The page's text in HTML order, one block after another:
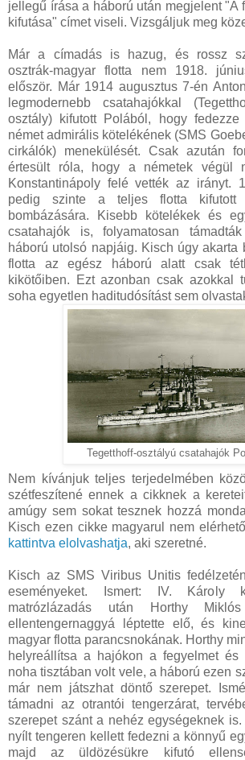
jellegű írása a háború után megjelent "A
kifutása" címet viseli. Vizsgáljuk meg
Már a címadás is hazug, és rossz
osztrák-magyar flotta nem 1918.
először. Már 1914 augusztus 7-én
legmodernebb csatahajókkal
osztály) kifutott Polából, hogy fedezze
német admirális kötelékének (SMS
cirkálók) menekülését. Csak azután
értesült róla, hogy a németek végül
Konstantinápoly felé vették az irányt.
pedig szinte a teljes flotta kifutott
bombázására. Kisebb kötelékek és
csatahajók is, folyamatosan
háború utolsó napjáig. Kisch úgy akarta
flotta az egész háború alatt csak
kikötőiben. Ezt azonban csak azokkal
soha egyetlen haditudósítást sem
Tegetthoff-osztályú csatahajók
Nem kívánjuk teljes terjedelmében
szétfeszítené ennek a cikknek a
amúgy sem sokat tesznek hozzá
Kisch ezen cikke magyarul nem
kattintva elolvashatja, aki szeretné.
Kisch az SMS Viribus Unitis
eseményeket. Ismert: IV. Károly
matrózlázadás után Horthy Miklós
ellentengernaggyá léptette elő, és
magyar flotta parancsnokának. Horthy
helyreállítsa a hajókon a fegyelmet és
noha tisztában volt vele, a háború ezen
már nem játszhat döntő szerepet.
támadni az otrantói tengerzárat,
szerepet szánt a nehéz egységeknek
nyílt tengeren kellett fedezni a könnyű
majd az üldözésükre kifutó